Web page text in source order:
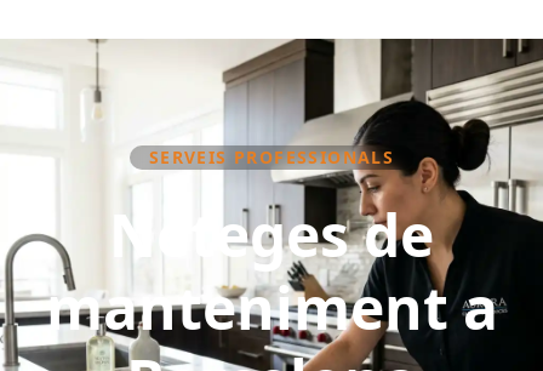
SERVEIS PROFESSIONALS
Neteges de
manteniment a